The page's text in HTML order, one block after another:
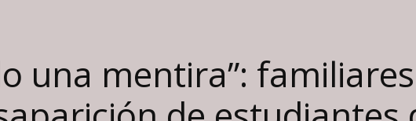
una mentira”: